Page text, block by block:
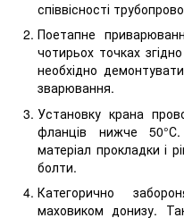
співвісності
Поетапне
чотирьох точках
необхідно
зварювання.
Установку крана
фланців нижче
матеріал прокладки і
болти.
Категорично
маховиком донизу.